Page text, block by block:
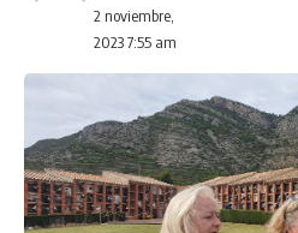
2 noviembre,
2023 7:55 am